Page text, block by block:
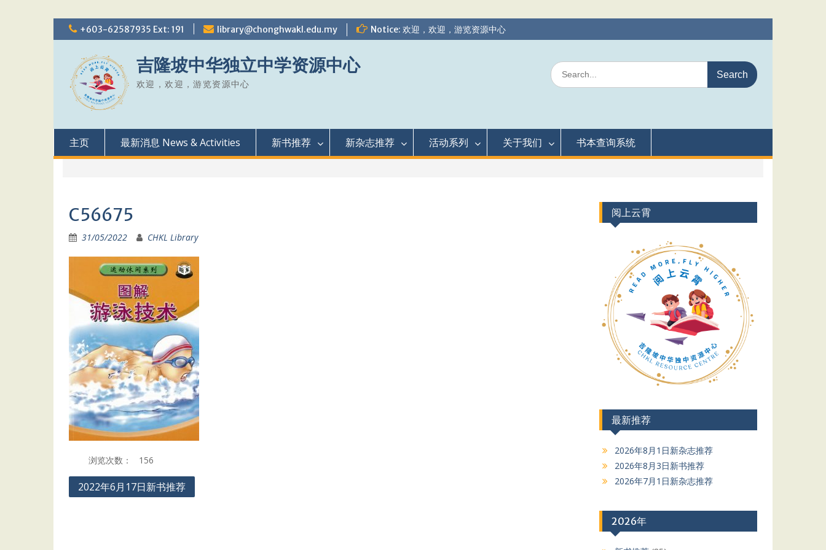
Skip
to
+603-62587935 Ext: 191 library@chonghwakl.edu.my Notice: 欢迎，欢迎，游览资源中心
吉隆坡中华独立中学资源中心
欢迎，欢迎，游览资源中心
Search
for:
主页 最新消息 News & Activities 新书推荐 新杂志推荐 活动系列 关于我们 书本查询系统
C56675
31/05/2022 CHKL Library
浏览次数： 156
Post
2022年6月17日新书推荐
阅上云霄
最新推荐
2026年8月1日新杂志推荐
2026年8月3日新书推荐
2026年7月1日新杂志推荐
2026年